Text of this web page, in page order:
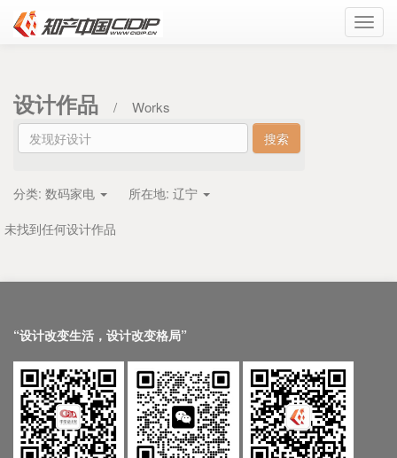
设计作品 / Works
分类: 数码家电 所在地: 辽宁
未找到任何设计作品
“设计改变生活，设计改变格局”